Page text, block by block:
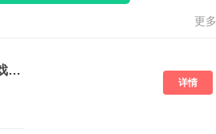
更
nba篮球游戏下载
详情